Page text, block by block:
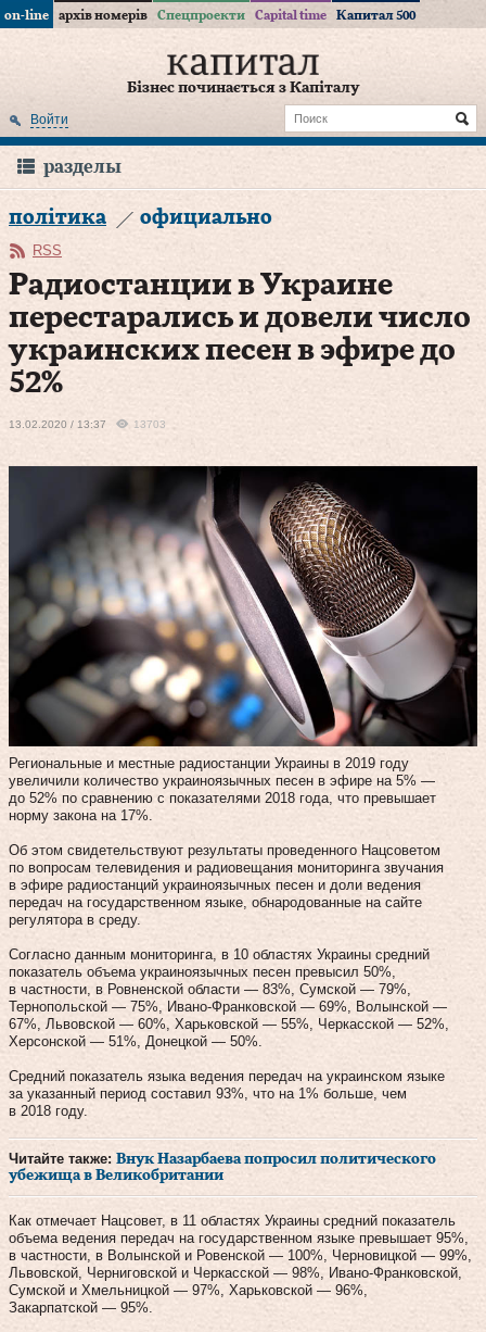
on-line архів номерів Спецпроекти Capital time Капитал 500
Бізнес починається з Капіталу
Войти
разделы
політика официально
RSS
Радиостанции в Украине
перестарались и довели число
украинских песен в эфире до
52%
13.02.2020 / 13:37 13703
Региональные и местные радиостанции Украины в 2019 году
увеличили количество украиноязычных песен в эфире на 5% —
до 52% по сравнению с показателями 2018 года, что превышает
норму закона на 17%.
Об этом свидетельствуют результаты проведенного Нацсоветом
по вопросам телевидения и радиовещания мониторинга звучания
в эфире радиостанций украиноязычных песен и доли ведения
передач на государственном языке, обнародованные на сайте
регулятора в среду.
Согласно данным мониторинга, в 10 областях Украины средний
показатель объема украиноязычных песен превысил 50%,
в частности, в Ровненской области — 83%, Сумской — 79%,
Тернопольской — 75%, Ивано-Франковской — 69%, Волынской —
67%, Львовской — 60%, Харьковской — 55%, Черкасской — 52%,
Херсонской — 51%, Донецкой — 50%.
Средний показатель языка ведения передач на украинском языке
за указанный период составил 93%, что на 1% больше, чем
в 2018 году.
Читайте также: Внук Назарбаева попросил политического
убежища в Великобритании
Как отмечает Нацсовет, в 11 областях Украины средний показатель
объема ведения передач на государственном языке превышает 95%,
в частности, в Волынской и Ровенской — 100%, Черновицкой — 99%,
Львовской, Черниговской и Черкасской — 98%, Ивано-Франковской,
Сумской и Хмельницкой — 97%, Харьковской — 96%,
Закарпатской — 95%.